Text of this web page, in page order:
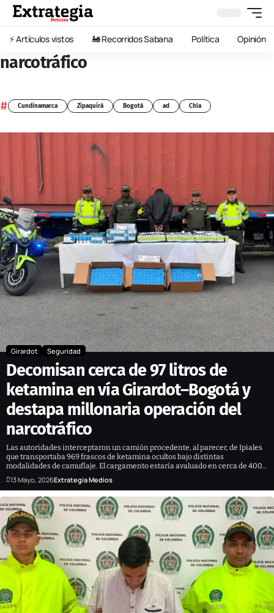
⚡️ Artículos vistos 🚂 Recorridos Sabana Política Opinión
narcotráfico
# Cundinamarca Zipaquirá Bogotá ad Chía
Girardot Seguridad
Decomisan cerca de 97 litros de
ketamina en vía Girardot–Bogotá y
destapa millonaria operación del
narcotráfico
Las autoridades interceptaron un camión procedente, al parecer, de Ipiales
que transportaba 969 frascos de ketamina ocultos bajo distintas
modalidades de camuflaje. El cargamento estaría avaluado en cerca de 400…
13 Mayo, 2026Extrategia Medios